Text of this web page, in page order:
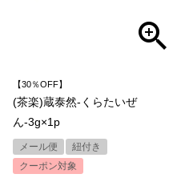
【30％OFF】
(茶楽)蔵泰然-くらたいぜ
ん-3g×1p
メール便
紐付き
クーポン対象